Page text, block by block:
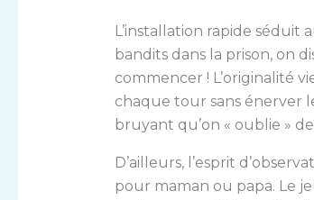
L’installation rapide
bandits dans la prison, on
commencer ! L’originalité
chaque tour sans énerver
bruyant qu’on « oublie »
D’ailleurs, l’esprit
pour maman ou papa. Le